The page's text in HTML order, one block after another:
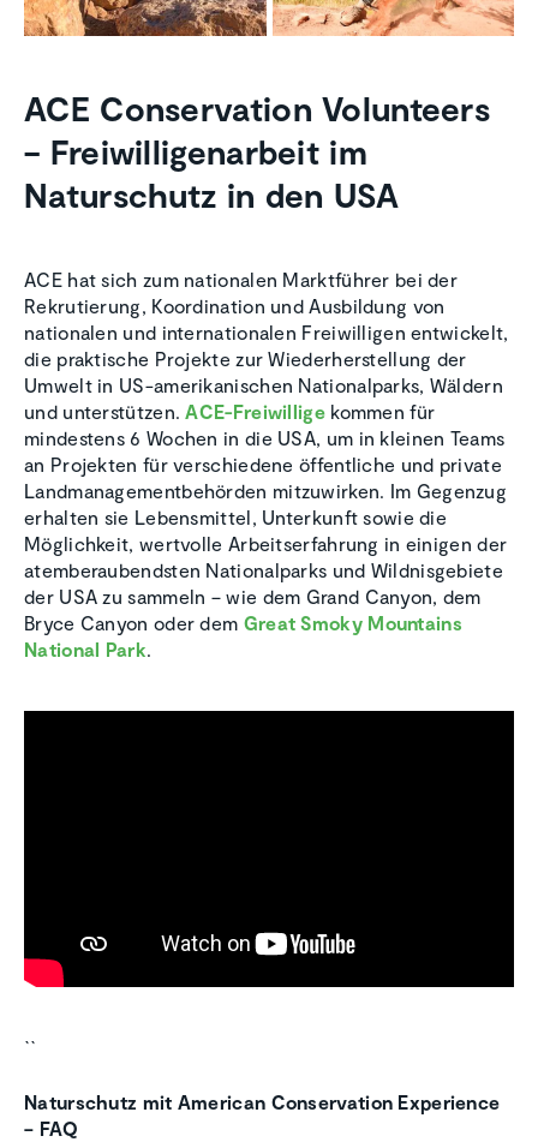
ACE Conservation Volunteers
– Freiwilligenarbeit im
Naturschutz in den USA
ACE hat sich zum nationalen Marktführer bei der
Rekrutierung, Koordination und Ausbildung von
nationalen und internationalen Freiwilligen entwickelt,
die praktische Projekte zur Wiederherstellung der
Umwelt in US-amerikanischen Nationalparks, Wäldern
und unterstützen. ACE-Freiwilligekommen für
mindestens 6 Wochen in die USA, um in kleinen Teams
an Projekten für verschiedene öffentliche und private
Landmanagementbehörden mitzuwirken. Im Gegenzug
erhalten sie Lebensmittel, Unterkunft sowie die
Möglichkeit, wertvolle Arbeitserfahrung in einigen der
atemberaubendsten Nationalparks und Wildnisgebiete
der USA zu sammeln – wie dem Grand Canyon, dem
Bryce Canyon oder dem Great Smoky Mountains
National Park
``
Naturschutz mit American Conservation Experience
– FAQ